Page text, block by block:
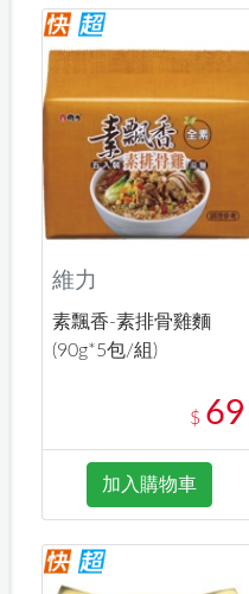
維力
素飄香-素排骨雞麵
(90g*5包/組)
$ 69
加入購物車